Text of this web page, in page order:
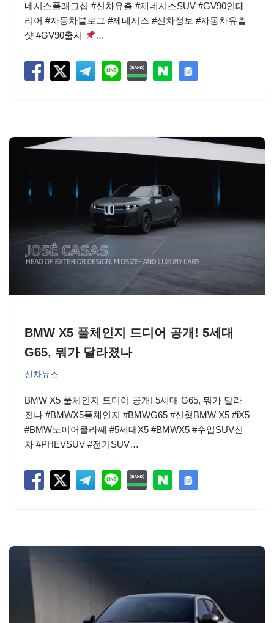
네시스플래그십 #신차유출 #제네시스SUV #GV90인테
리어 #자동차블로그 #제네시스 #신차정보 #자동차유출
샷 #GV90출시
…
BMW X5 풀체인지 드디어 공개! 5세대
G65, 뭐가 달라졌나
신차뉴스
BMW X5 풀체인지 드디어 공개! 5세대 G65, 뭐가 달라
졌나 #BMWX5풀체인지 #BMWG65 #신형BMW X5 #iX5
#BMW노이어클라쎄 #5세대X5 #BMWX5 #수입SUV신
차 #PHEVSUV #전기SUV…